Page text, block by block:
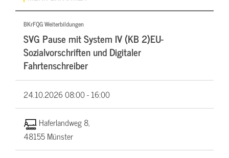
BKrFQG Weiterbildungen
SVG Pause mit System IV (KB 2)EU-
Sozialvorschriften und Digitaler
Fahrtenschreiber
24.10.202608:00 - 16:00
Haferlandweg 8,
48155 Münster